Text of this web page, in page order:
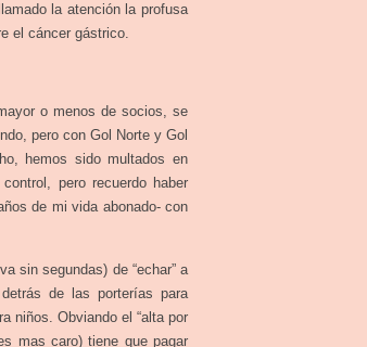
la atención la profusa
el cáncer gástrico.
o menos de socios, se
pero con Gol Norte y Gol
hemos sido multados en
pero recuerdo haber
de mi vida abonado- con
sin segundas) de “echar” a
de las porterías para
niños. Obviando el “alta por
mas caro) tiene que pagar